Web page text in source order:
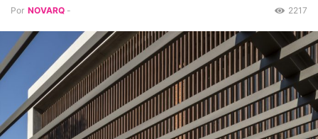
Por NOVARQ - 2217